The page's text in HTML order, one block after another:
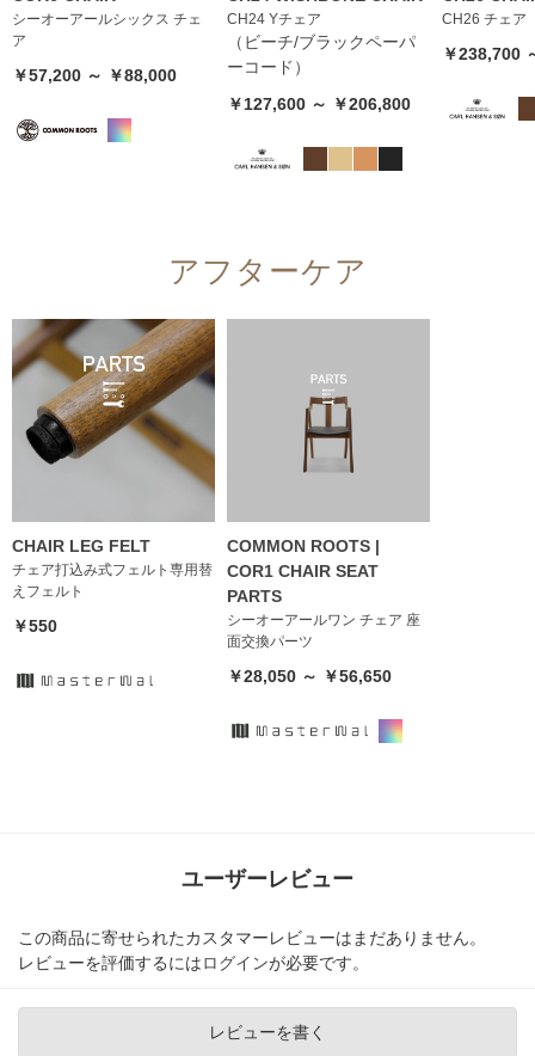
シーオーアールシックス チェ
ア
￥57,200 ～ ￥88,000
CH24 Yチェア
（ビーチ/ブラックペーパ
ーコード）
￥127,600 ～ ￥206,800
CH26 チェア
￥238,700
アフターケア
CHAIR LEG FELT
チェア打込み式フェルト専用替
えフェルト
￥550
COMMON ROOTS |
COR1 CHAIR SEAT
PARTS
シーオーアールワン チェア 座
面交換パーツ
￥28,050 ～ ￥56,650
ユーザーレビュー
この商品に寄せられたカスタマーレビューはまだありません。
レビューを評価するにはログインが必要です。
レビューを書く